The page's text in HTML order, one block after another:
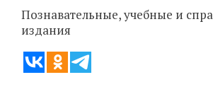
Познавательные, учебные и
издания